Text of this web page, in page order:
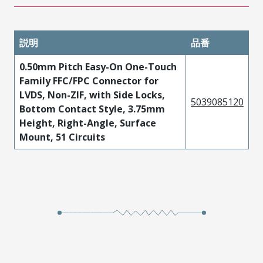
説明
品番
0.50mm Pitch Easy-On One-Touch
Family FFC/FPC Connector for
LVDS, Non-ZIF, with Side Locks,
Bottom Contact Style, 3.75mm
Height, Right-Angle, Surface
Mount, 51 Circuits
5039085120